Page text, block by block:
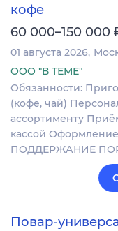
кофе
60 000–150 000
01 августа 2026
ООО "В ТЕМЕ"
Обязанности:
(кофе, чай)
ассортименту
кассой
ПОДДЕРЖАНИЕ
Повар-